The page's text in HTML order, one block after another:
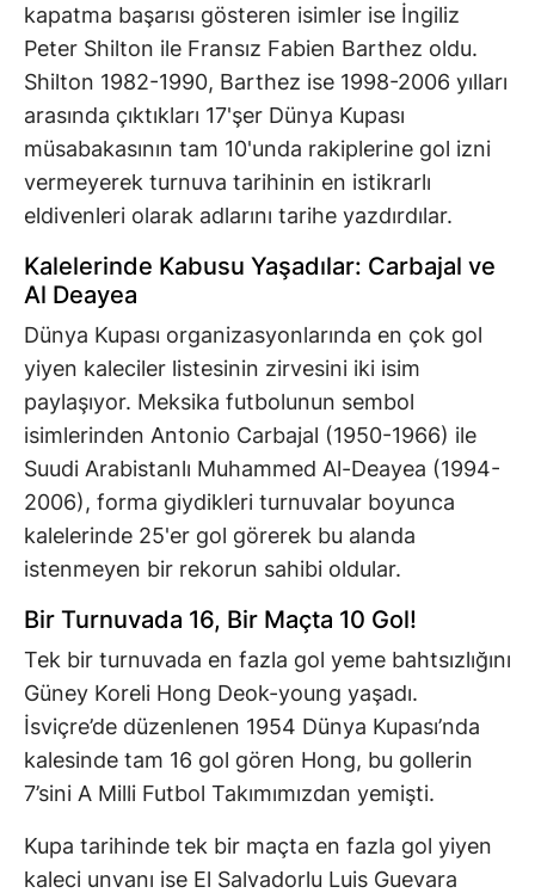
kapatma başarısı gösteren isimler ise İngiliz
Peter Shilton ile Fransız Fabien Barthez oldu.
Shilton 1982-1990, Barthez ise 1998-2006 yılları
arasında çıktıkları 17'şer Dünya Kupası
müsabakasının tam 10'unda rakiplerine gol izni
vermeyerek turnuva tarihinin en istikrarlı
eldivenleri olarak adlarını tarihe yazdırdılar.
Kalelerinde Kabusu Yaşadılar: Carbajal ve
Al Deayea
Dünya Kupası organizasyonlarında en çok gol
yiyen kaleciler listesinin zirvesini iki isim
paylaşıyor. Meksika futbolunun sembol
isimlerinden Antonio Carbajal (1950-1966) ile
Suudi Arabistanlı Muhammed Al-Deayea (1994-
2006), forma giydikleri turnuvalar boyunca
kalelerinde 25'er gol görerek bu alanda
istenmeyen bir rekorun sahibi oldular.
Bir Turnuvada 16, Bir Maçta 10 Gol!
Tek bir turnuvada en fazla gol yeme bahtsızlığını
Güney Koreli Hong Deok-young yaşadı.
İsviçre’de düzenlenen 1954 Dünya Kupası’nda
kalesinde tam 16 gol gören Hong, bu gollerin
7’sini A Milli Futbol Takımımızdan yemişti.
Kupa tarihinde tek bir maçta en fazla gol yiyen
kaleci unvanı ise El Salvadorlu Luis Guevara